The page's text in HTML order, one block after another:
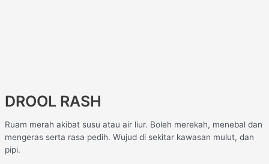
DROOL RASH
Ruam merah akibat susu atau air liur. Boleh merekah, menebal dan
mengeras serta rasa pedih. Wujud di sekitar kawasan mulut, dan
pipi.